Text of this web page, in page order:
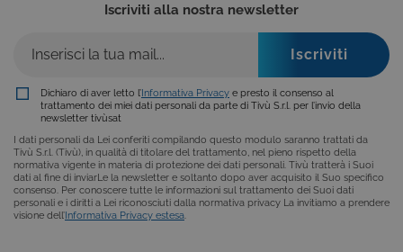
Iscriviti alla nostra newsletter
Dichiaro di aver letto l’Informativa Privacy e presto il consenso al
trattamento dei miei dati personali da parte di Tivù S.r.l. per l’invio della
newsletter tivùsat
I dati personali da Lei conferiti compilando questo modulo saranno trattati da
Tivù S.r.l. (Tivù), in qualità di titolare del trattamento, nel pieno rispetto della
normativa vigente in materia di protezione dei dati personali. Tivù tratterà i Suoi
dati al fine di inviarLe la newsletter e soltanto dopo aver acquisito il Suo specifico
consenso. Per conoscere tutte le informazioni sul trattamento dei Suoi dati
personali e i diritti a Lei riconosciuti dalla normativa privacy La invitiamo a prendere
visione dell’Informativa Privacy estesa
Nome
Provider /
Scadenza
ASP.NET_SessionId
www.tivu.tv
Sessione
Cookie di
sessione
piattaforma
utilizzato da
basate su
Microsoft
.NET.
Solitamente
utilizzato per
mantenere